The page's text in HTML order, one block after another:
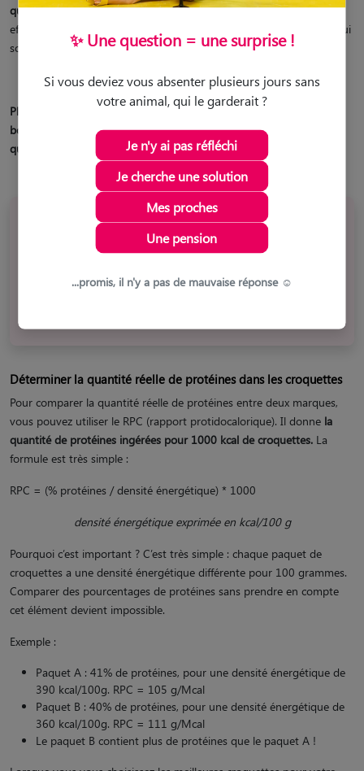
qualité des protéinesdans les croquettes pour chiens et chats. En
effet, les parties nobles de la viande ont un RPP supérieur à celles qui
sont moins qualitatives.
RPP = % protéines / % phosphore
Plus le RPP est élevé, plus cela suggère que les protéines sont de
bonne qualité. Il est admis qu’un RPP > 35 traduit une excellente
qualité de protéines, très digestes pour le chat.
Attention cependant
Ce RPP ne garantit pas à 100% que la protéine animale est
protéines (végétales) et un faible taux de phosphore, peuvent
Déterminer la quantité réelle de protéines dans les croquettes
Pour comparer la quantité réelle de protéines entre deux marques,
vous pouvez utiliser le RPC (rapport protidocalorique). Il donne la
quantité de protéines ingérées pour 1000 kcal de croquettes. La
formule est très simple :
RPC = (% protéines / densité énergétique) * 1000
densité énergétique exprimée en kcal/100 g
Pourquoi c’est important ? C’est très simple : chaque paquet de
croquettes a une densité énergétique différente pour 100 grammes.
Comparer des pourcentages de protéines sans prendre en compte
cet élément devient impossible.
Exemple :
Paquet A : 41% de protéines, pour une densité énergétique de
390 kcal/100g. RPC = 105 g/Mcal
Paquet B : 40% de protéines, pour une densité énergétique de
360 kcal/100g. RPC = 111 g/Mcal
Le paquet B contient plus de protéines que le paquet A !
✨ Une question = une surprise !
Si vous deviez vous absenter plusieurs jours sans
votre animal, qui le garderait ?
Je n'y ai pas réfléchi
Je cherche une solution
Mes proches
Une pension
...promis, il n'y a pas de mauvaise réponse ☺️